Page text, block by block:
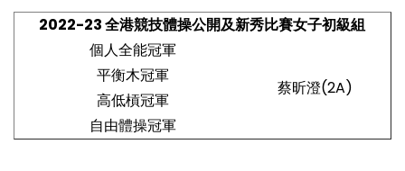
2022-23全港競技體操公開及新秀比賽女子初級組
個人全能冠軍
蔡昕澄(2A)
平衡木冠軍
高低槓冠軍
自由體操冠軍